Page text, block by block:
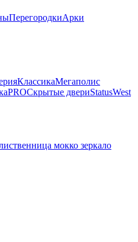
ПерегородкиАрки
КлассикаМегаполис
Скрытые двериStatusWest